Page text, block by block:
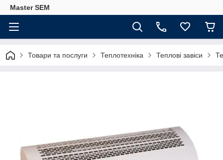
Master SEM
Товари та послуги Теплотехніка Теплові завіси